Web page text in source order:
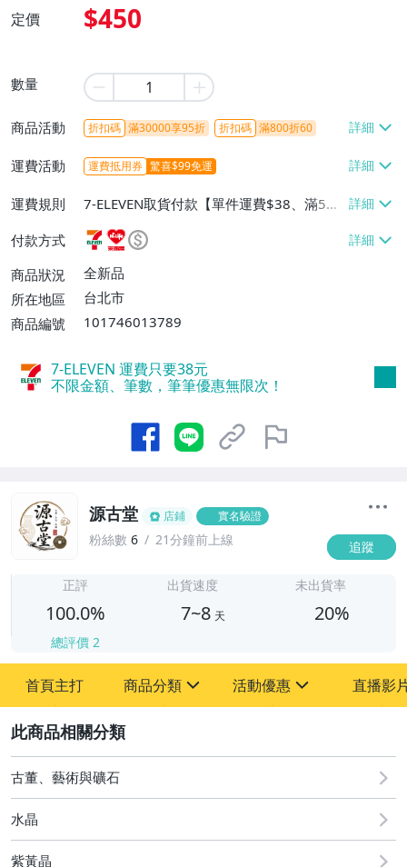
定價 $450
數量
商品活動 折扣碼 滿30000享95折 折扣碼 滿800折60
運費活動 運費抵用券 驚喜$99免運
運費規則
7-ELEVEN取貨付款【單件運費$38、滿5件
或消費滿$1298免運費】、7-ELEVEN取貨
不付款【免運費】、萊爾富取貨付款【單件
運費$60、滿5件或消費滿$1298免運
費】、宅配/貨運【單件運費$120、滿5件
付款方式
商品狀況
全新品
所在地區
台北市
商品編號
101746013789
7-ELEVEN 運費只要38元
不限金額、筆數，筆筆優惠無限次！
源古堂 店鋪 實名驗證
粉絲數 6 21分鐘前上線 追蹤
正評
100.0%
總評價 2
出貨速度
7~8 天
未出貨率
20%
首頁主打 商品分類
其它
活動優惠
[全店] 周年慶
[全店] 粉絲專享
直播影
古董、藝術與礦石
水晶
紫黃晶